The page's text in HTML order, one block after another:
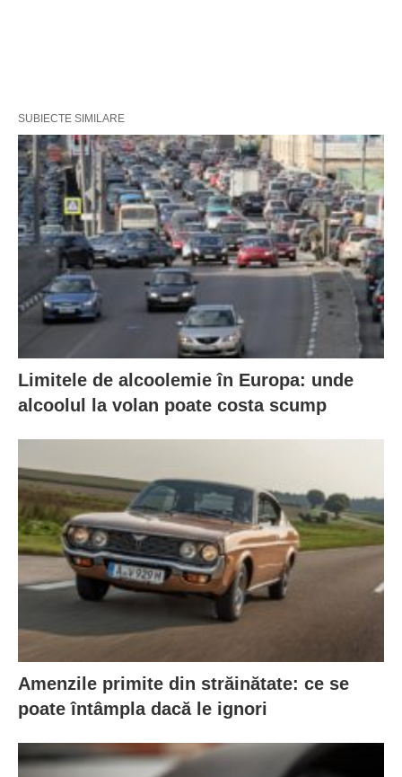
SUBIECTE SIMILARE
Limitele de alcoolemie în Europa: unde
alcoolul la volan poate costa scump
Amenzile primite din străinătate: ce se
poate întâmpla dacă le ignori